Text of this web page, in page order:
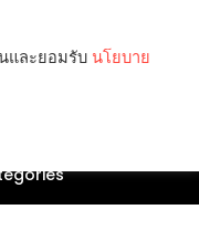
และยอมรับ นโยบาย